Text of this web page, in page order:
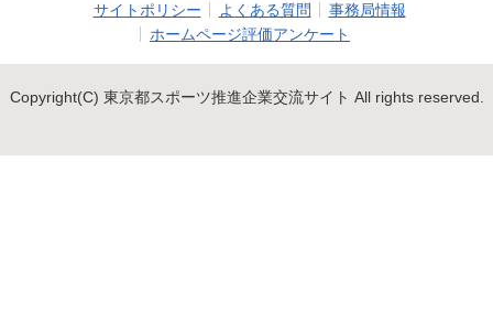
サイトポリシー よくある質問
事務局情報
ホームページ評価アンケート
Copyright(C) 東京都スポーツ推進企業交流サイト All rights reserved.